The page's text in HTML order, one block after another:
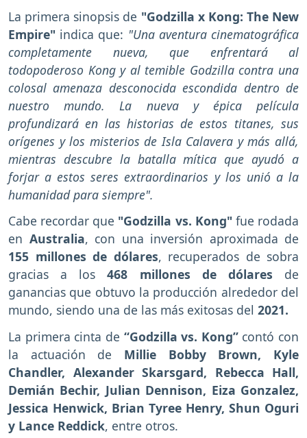
La primera sinopsis de "Godzilla x Kong: The New
Empire" indica que: "Una aventura cinematográfica
completamente nueva, que enfrentará al
todopoderoso Kong y al temible Godzilla contra una
colosal amenaza desconocida escondida dentro de
nuestro mundo. La nueva y épica película
profundizará en las historias de estos titanes, sus
orígenes y los misterios de Isla Calavera y más allá,
mientras descubre la batalla mítica que ayudó a
forjar a estos seres extraordinarios y los unió a la
humanidad para siempre".
Cabe recordar que "Godzilla vs. Kong" fue rodada
en Australia, con una inversión aproximada de
155 millones de dólares, recuperados de sobra
gracias a los 468 millones de dólares de
ganancias que obtuvo la producción alrededor del
mundo, siendo una de las más exitosas del 2021.
La primera cinta de “Godzilla vs. Kong” contó con
la actuación de Millie Bobby Brown, Kyle
Chandler, Alexander Skarsgard, Rebecca Hall,
Demián Bechir, Julian Dennison, Eiza Gonzalez,
Jessica Henwick, Brian Tyree Henry, Shun Oguri
y Lance Reddick, entre otros.